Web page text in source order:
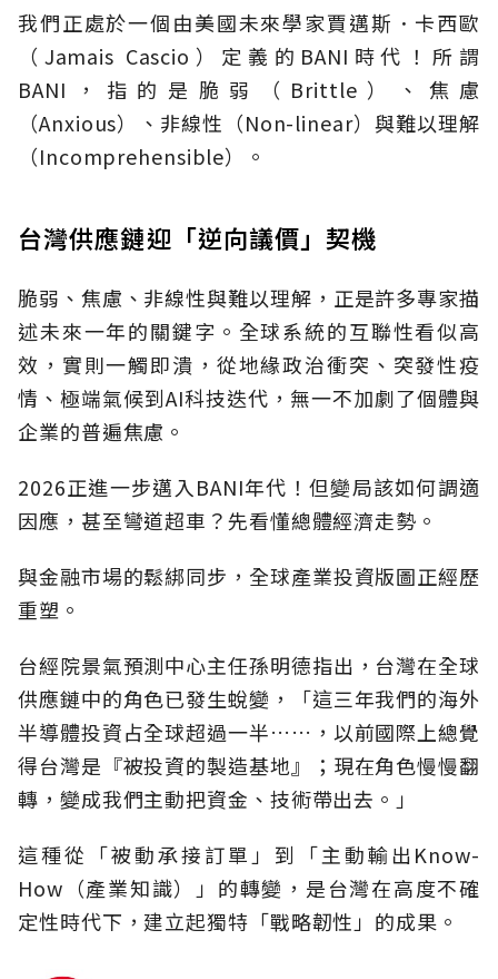
我們正處於一個由美國未來學家賈邁斯．卡西歐
（Jamais Cascio）定義的BANI時代！所謂
BANI，指的是脆弱（Brittle）、 焦慮
（Anxious）、 非線性（Non-linear）與難以理解
（Incomprehensible）。
台灣供應鏈迎「逆向議價」契機
脆弱、焦慮、非線性與難以理解，正是許多專家描
述未來一年的關鍵字。全球系統的互聯性看似高
效，實則一觸即潰，從地緣政治衝突、突發性疫
情、極端氣候到AI科技迭代，無一不加劇了個體與
企業的普遍焦慮。
2026正進一步邁入BANI年代！但變局該如何調適
因應，甚至彎道超車？先看懂總體經濟走勢。
與金融市場的鬆綁同步，全球產業投資版圖正經歷
重塑 。
台經院景氣預測中心主任孫明德指出，台灣在全球
供應鏈中的角色已發生蛻變 ，「這三年我們的海外
半導體投資占全球超過一半……， 以前國際上總覺
得台灣是『被投資的製造基地』； 現在角色慢慢翻
轉，變成我們主動把資金、技術帶出去 。」
這種從「被動承接訂單」到「主動輸出Know-
How（產業知識）」 的轉變，是台灣在高度不確
定性時代下，建立起獨特「戰略韌性」的成果 。